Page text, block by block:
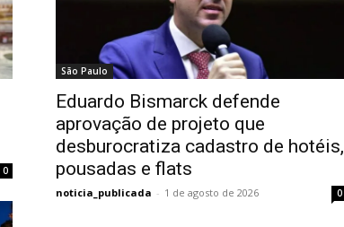
0
São Paulo
Eduardo Bismarck defende
aprovação de projeto que
desburocratiza cadastro de hotéis,
pousadas e flats
noticia_publicada - 1 de agosto de 2026 0